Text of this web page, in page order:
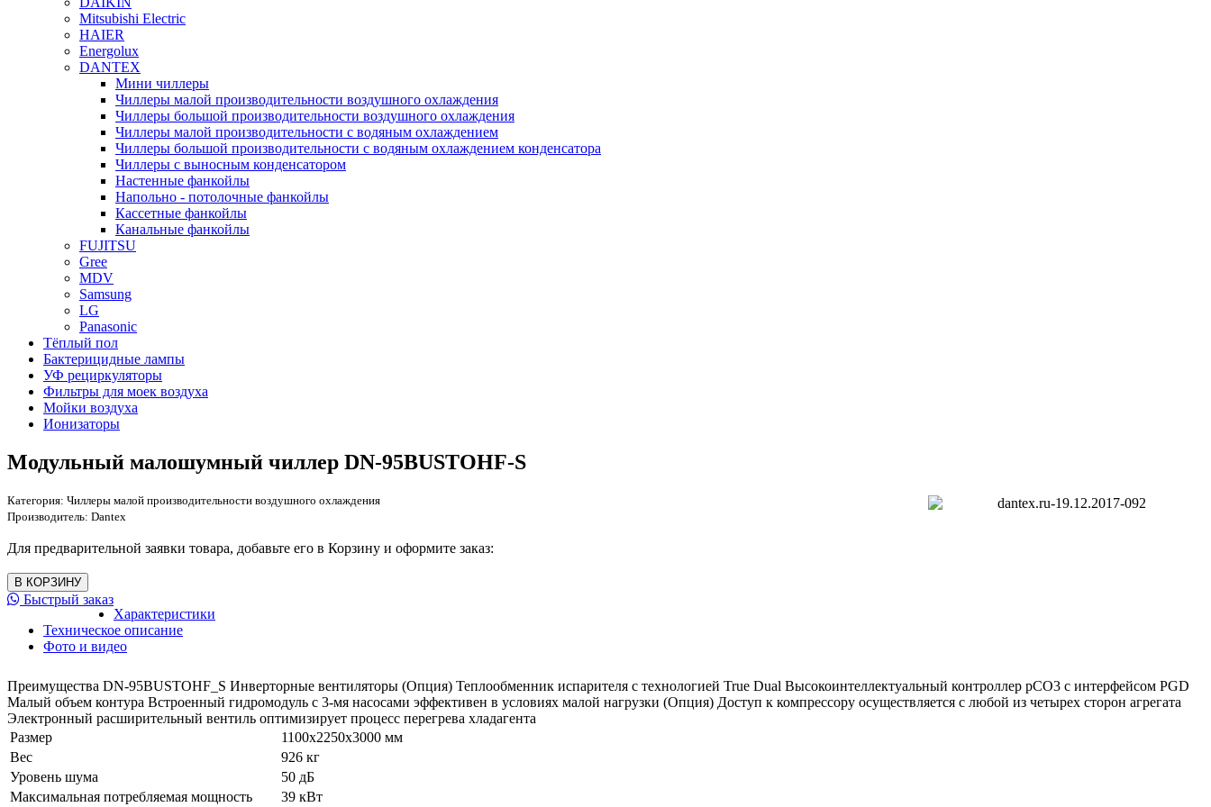
Mitsubishi Electric
HAIER
Energolux
DANTEX
Мини чиллеры
Чиллеры малой производительности воздушного охлаждения
Чиллеры большой производительности воздушного охлаждения
Чиллеры малой производительности с водяным охлаждением
Чиллеры большой производительности с водяным охлаждением конденсатора
Чиллеры с выносным конденсатором
Настенные фанкойлы
Напольно - потолочные фанкойлы
Кассетные фанкойлы
Канальные фанкойлы
FUJITSU
Gree
MDV
Samsung
LG
Panasonic
Тёплый пол
Бактерицидные лампы
УФ рециркуляторы
Фильтры для моек воздуха
Мойки воздуха
Ионизаторы
Модульный малошумный чиллер DN-95BUSTOHF-S
Категория: Чиллеры малой производительности воздушного охлаждения
Производитель: Dantex
Для предварительной заявки товара, добавьте его в Корзину и оформите заказ:
Быстрый заказ
Характеристики
Техническое описание
Фото и видео
Преимущества DN-95BUSTOHF_S Инверторные вентиляторы (Опция) Теплообменник испарителя с технологией True Dual Высокоинтеллектуальный контроллер pCO3 с интерфейсом PGD
Малый объем контура Встроенный гидромодуль с 3-мя насосами эффективен в условиях малой нагрузки (Опция) Доступ к компрессору осуществляется с любой из четырех сторон агрегата
Электронный расширительный вентиль оптимизирует процесс перегрева хладагента
Размер
1100х2250х3000 мм
Вес
926 кг
Уровень шума
50 дБ
Максимальная потребляемая мощность
39 кВт